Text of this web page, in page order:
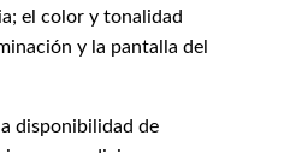
el color y tonalidad
y la pantalla del
disponibilidad de